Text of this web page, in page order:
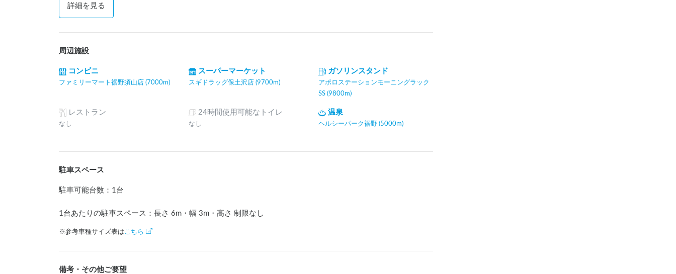
詳細を見る
周辺施設
コンビニ
ファミリーマート裾野須山店 (7000m)
スーパーマーケット
スギドラッグ保土沢店 (9700m)
ガソリンスタンド
アポロステーションモーニングラック
SS (9800m)
レストラン
なし
24時間使用可能なトイレ
なし
温泉
ヘルシーパーク裾野 (5000m)
駐車スペース
駐車可能台数 ： 1台
1台あたりの駐車スペース：長さ 6m ・幅 3m ・高さ 制限なし
※参考車種サイズ表はこちら
備考・その他ご要望